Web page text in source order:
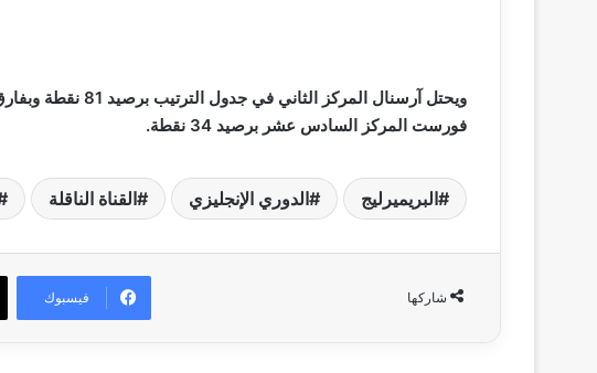
فورست المركز السادس عشر برصيد 34 نقطة.
البريميرليج الدوري الإنجليزي القناة الناقلة
شاركها فيسبوك